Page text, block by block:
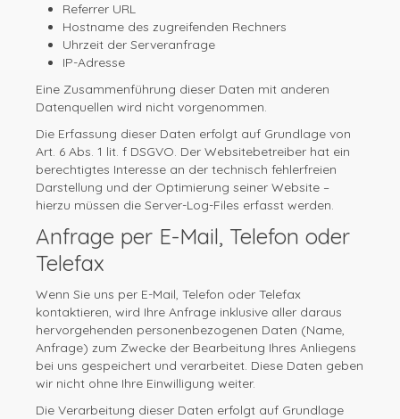
Referrer URL
Hostname des zugreifenden Rechners
Uhrzeit der Serveranfrage
IP-Adresse
Eine Zusammenführung dieser Daten mit anderen
Datenquellen wird nicht vorgenommen.
Die Erfassung dieser Daten erfolgt auf Grundlage von
Art. 6 Abs. 1 lit. f DSGVO. Der Websitebetreiber hat ein
berechtigtes Interesse an der technisch fehlerfreien
Darstellung und der Optimierung seiner Website –
hierzu müssen die Server-Log-Files erfasst werden.
Anfrage per E-Mail, Telefon oder
Telefax
Wenn Sie uns per E-Mail, Telefon oder Telefax
kontaktieren, wird Ihre Anfrage inklusive aller daraus
hervorgehenden personenbezogenen Daten (Name,
Anfrage) zum Zwecke der Bearbeitung Ihres Anliegens
bei uns gespeichert und verarbeitet. Diese Daten geben
wir nicht ohne Ihre Einwilligung weiter.
Die Verarbeitung dieser Daten erfolgt auf Grundlage